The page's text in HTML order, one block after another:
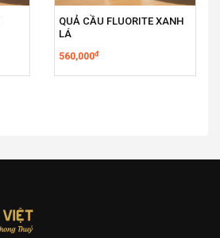
QUẢ CẦU FLUORITE XANH
LÁ
560,000đ